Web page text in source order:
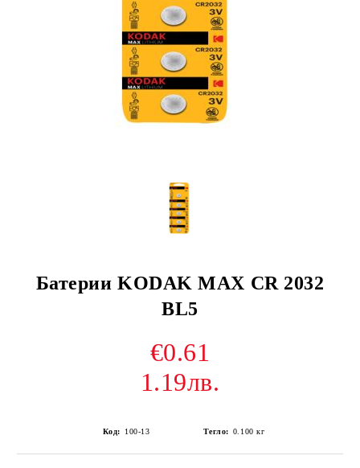
Батерии KODAK MAX CR 2032
BL5
€0.61
1.19лв.
Код: 100-13 Тегло: 0.100 кг